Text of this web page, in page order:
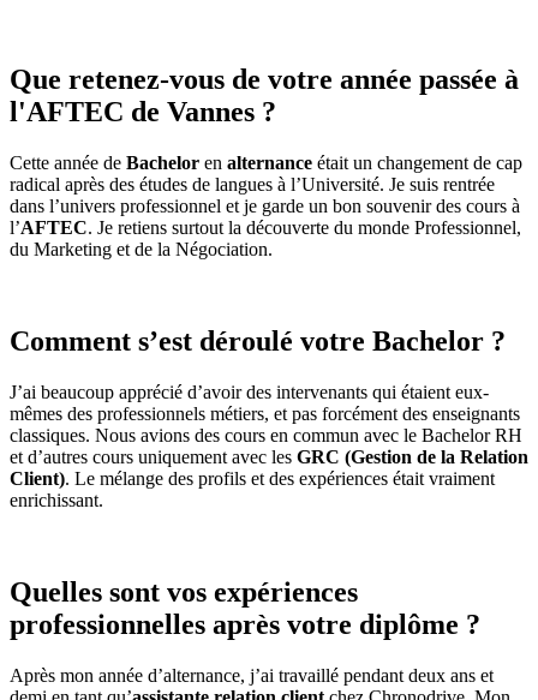
Que retenez-vous de votre année passée à
l'AFTEC de Vannes ?
Cette année de Bachelor en alternance était un changement de cap
radical après des études de langues à l’Université. Je suis rentrée
dans l’univers professionnel et je garde un bon souvenir des cours à
l’AFTEC. Je retiens surtout la découverte du monde Professionnel,
du Marketing et de la Négociation.
Comment s’est déroulé votre Bachelor ?
J’ai beaucoup apprécié d’avoir des intervenants qui étaient eux-
mêmes des professionnels métiers, et pas forcément des enseignants
classiques. Nous avions des cours en commun avec le Bachelor RH
et d’autres cours uniquement avec les GRC (Gestion de la Relation
Client). Le mélange des profils et des expériences était vraiment
enrichissant.
Quelles sont vos expériences
professionnelles après votre diplôme ?
Après mon année d’alternance, j’ai travaillé pendant deux ans et